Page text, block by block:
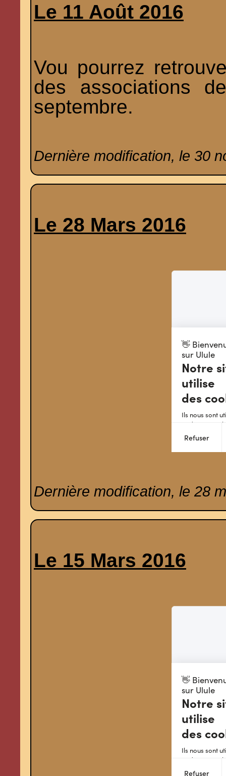
Le 11 Août 2016
Vou pourrez
des associations
septembre.
Dernière modification, le 30
Le 28 Mars 2016
Dernière modification, le 28
Le 15 Mars 2016